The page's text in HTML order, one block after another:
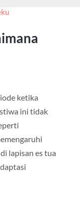
ketika
ini tidak
lapisan es tua